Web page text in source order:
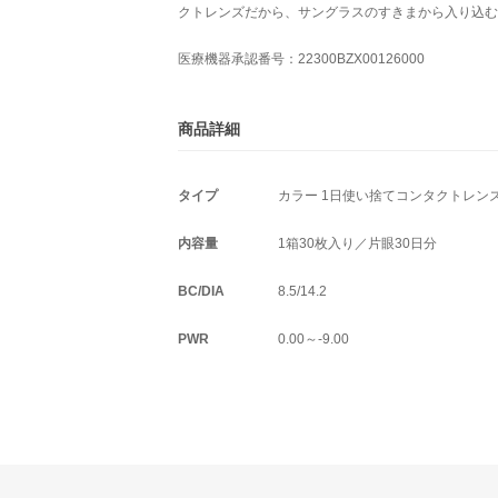
クトレンズだから、サングラスのすきまから入り込
医療機器承認番号：22300BZX00126000
商品詳細
タイプ カラー 1日使い捨てコンタクトレン
内容量 1箱30枚入り／片眼30日分
BC/DIA 8.5/14.2
PWR 0.00～-9.00